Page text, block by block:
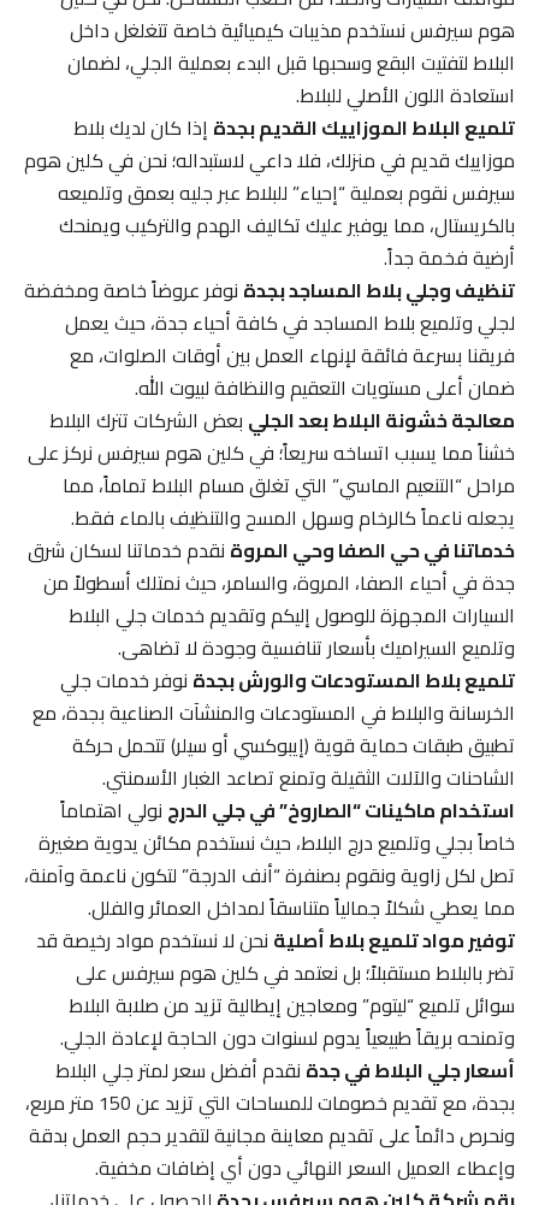
هوم سيرفس نستخدم مذيبات كيميائية خاصة تتغلغل داخل
البلاط لتفتيت البقع وسحبها قبل البدء بعملية الجلي، لضمان
استعادة اللون الأصلي للبلاط.
تلميع البلاط الموزاييك القديم بجدةإذا كان لديك بلاط
موزاييك قديم في منزلك، فلا داعي لاستبداله؛ نحن في كلين هوم
سيرفس نقوم بعملية “إحياء” للبلاط عبر جليه بعمق وتلميعه
بالكريستال، مما يوفير عليك تكاليف الهدم والتركيب ويمنحك
أرضية فخمة جداً.
تنظيف وجلي بلاط المساجد بجدةنوفر عروضاً خاصة ومخفضة
لجلي وتلميع بلاط المساجد في كافة أحياء جدة، حيث يعمل
فريقنا بسرعة فائقة لإنهاء العمل بين أوقات الصلوات، مع
ضمان أعلى مستويات التعقيم والنظافة لبيوت الله.
معالجة خشونة البلاط بعد الجليبعض الشركات تترك البلاط
خشناً مما يسبب اتساخه سريعاً؛ في كلين هوم سيرفس نركز على
مراحل “التنعيم الماسي” التي تغلق مسام البلاط تماماً، مما
يجعله ناعماً كالرخام وسهل المسح والتنظيف بالماء فقط.
خدماتنا في حي الصفا وحي المروةنقدم خدماتنا لسكان شرق
جدة في أحياء الصفا، المروة، والسامر، حيث نمتلك أسطولاً من
السيارات المجهزة للوصول إليكم وتقديم خدمات جلي البلاط
وتلميع السيراميك بأسعار تنافسية وجودة لا تضاهى.
تلميع بلاط المستودعات والورش بجدةنوفر خدمات جلي
الخرسانة والبلاط في المستودعات والمنشآت الصناعية بجدة، مع
تطبيق طبقات حماية قوية (إيبوكسي أو سيلر) تتحمل حركة
الشاحنات والآلات الثقيلة وتمنع تصاعد الغبار الأسمنتي.
استخدام ماكينات “الصاروخ” في جلي الدرجنولي اهتماماً
خاصاً بجلي وتلميع درج البلاط، حيث نستخدم مكائن يدوية صغيرة
تصل لكل زاوية ونقوم بصنفرة “أنف الدرجة” لتكون ناعمة وآمنة،
مما يعطي شكلاً جمالياً متناسقاً لمداخل العمائر والفلل.
توفير مواد تلميع بلاط أصليةنحن لا نستخدم مواد رخيصة قد
تضر بالبلاط مستقبلاً؛ بل نعتمد في كلين هوم سيرفس على
سوائل تلميع “ليتوم” ومعاجين إيطالية تزيد من صلابة البلاط
وتمنحه بريقاً طبيعياً يدوم لسنوات دون الحاجة لإعادة الجلي.
أسعار جلي البلاط في جدةنقدم أفضل سعر لمتر جلي البلاط
بجدة، مع تقديم خصومات للمساحات التي تزيد عن 150 متر مربع،
ونحرص دائماً على تقديم معاينة مجانية لتقدير حجم العمل بدقة
وإعطاء العميل السعر النهائي دون أي إضافات مخفية.